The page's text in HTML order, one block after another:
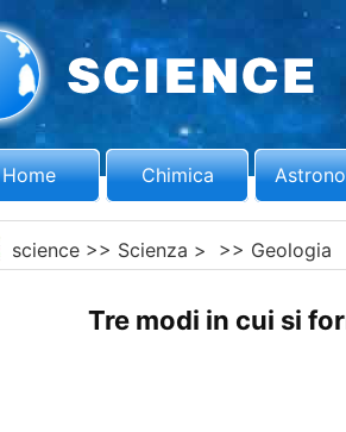
Home Chimica
science>> Scienza > >> Geologia
Tre modi in cui si